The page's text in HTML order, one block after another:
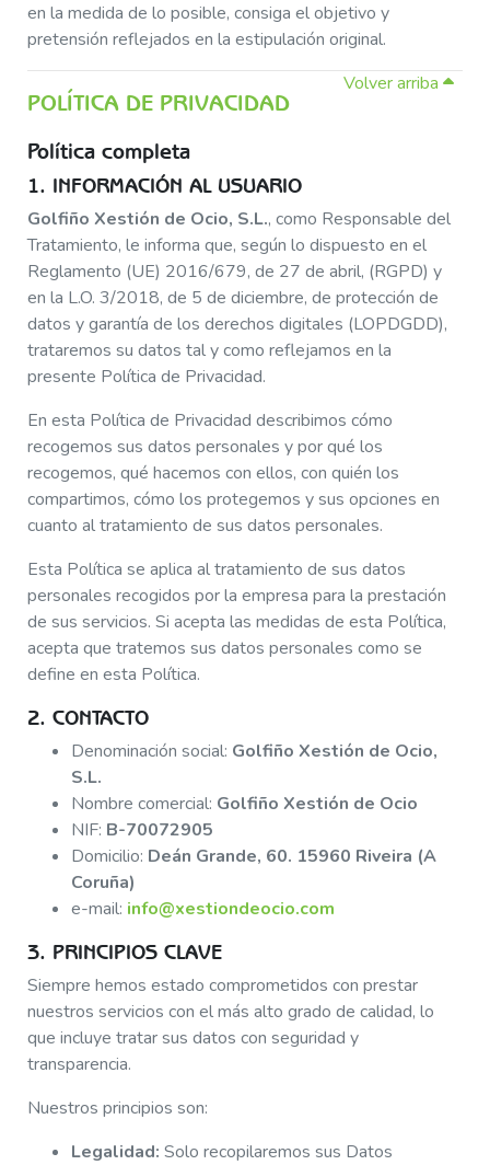
en la medida de lo posible, consiga el objetivo y
pretensión reflejados en la estipulación original.
Volver arriba
POLÍTICA DE PRIVACIDAD
Política completa
1. INFORMACIÓN AL USUARIO
Golfiño Xestión de Ocio, S.L., como Responsable del
Tratamiento, le informa que, según lo dispuesto en el
Reglamento (UE) 2016/679, de 27 de abril, (RGPD) y
en la L.O. 3/2018, de 5 de diciembre, de protección de
datos y garantía de los derechos digitales (LOPDGDD),
trataremos su datos tal y como reflejamos en la
presente Política de Privacidad.
En esta Política de Privacidad describimos cómo
recogemos sus datos personales y por qué los
recogemos, qué hacemos con ellos, con quién los
compartimos, cómo los protegemos y sus opciones en
cuanto al tratamiento de sus datos personales.
Esta Política se aplica al tratamiento de sus datos
personales recogidos por la empresa para la prestación
de sus servicios. Si acepta las medidas de esta Política,
acepta que tratemos sus datos personales como se
define en esta Política.
2. CONTACTO
Denominación social: Golfiño Xestión de Ocio,
S.L.
Nombre comercial: Golfiño Xestión de Ocio
NIF: B-70072905
Domicilio: Deán Grande, 60. 15960 Riveira (A
Coruña)
e-mail: info@xestiondeocio.com
3. PRINCIPIOS CLAVE
Siempre hemos estado comprometidos con prestar
nuestros servicios con el más alto grado de calidad, lo
que incluye tratar sus datos con seguridad y
transparencia.
Nuestros principios son:
Legalidad: Solo recopilaremos sus Datos